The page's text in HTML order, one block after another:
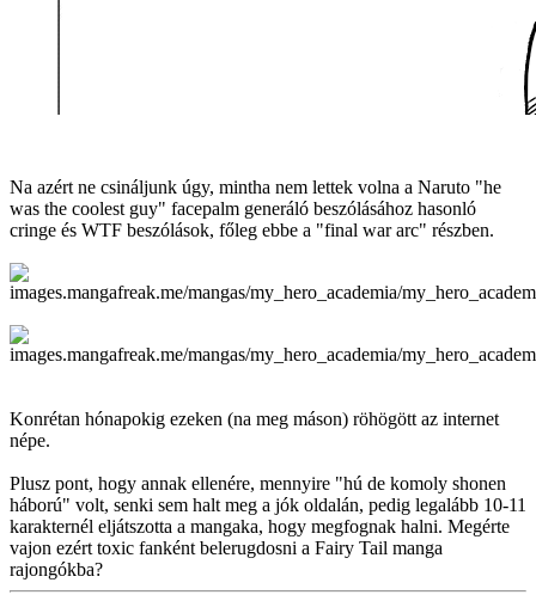
Na azért ne csináljunk úgy, mintha nem lettek volna a Naruto "he
was the coolest guy" facepalm generáló beszólásához hasonló
cringe és WTF beszólások, főleg ebbe a "final war arc" részben.
Konrétan hónapokig ezeken (na meg máson) röhögött az internet
népe.
Plusz pont, hogy annak ellenére, mennyire "hú de komoly shonen
háború" volt, senki sem halt meg a jók oldalán, pedig legalább 10-11
karakternél eljátszotta a mangaka, hogy megfognak halni. Megérte
vajon ezért toxic fanként belerugdosni a Fairy Tail manga
rajongókba?